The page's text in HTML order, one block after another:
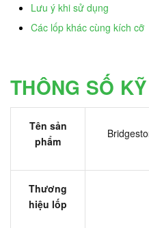
Lưu ý khi sử dụng
Các lốp khác cùng kích cỡ
THÔNG SỐ
Tên sản
phẩm
Thương
hiệu lốp